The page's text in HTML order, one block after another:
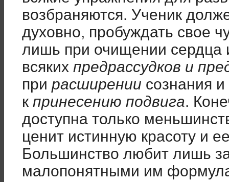
возбраняются. Ученик
духовно, пробуждать свое
лишь при очищении
всяких предрассудков и
при расширении сознания и
к принесению подвига.
доступна только
ценит истинную красоту и
Большинство любит лишь
малопонятными им